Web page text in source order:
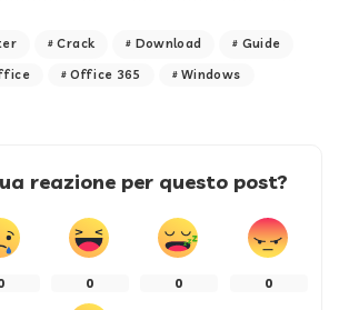
Crack Download
Guide
Office 365
Windows
reazione per questo post?
0 0 0